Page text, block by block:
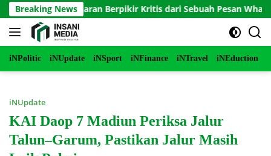
Langsung
ke
konten
Breaking News
Pelajaran Berpikir Kritis dari Sebuah Pesan WhatsApp
iNPolitic iNUpdate iNSport iNFinance iNTravel iNEduction
iNUpdate
KAI Daop 7 Madiun Periksa Jalur
Talun–Garum, Pastikan Jalur Masih